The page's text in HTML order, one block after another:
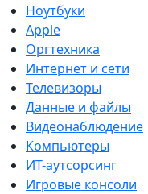
Ноутбуки
Apple
Оргтехника
Интернет и сети
Телевизоры
Данные и файлы
Видеонаблюдение
Компьютеры
ИТ-аутсорсинг
Игровые консоли